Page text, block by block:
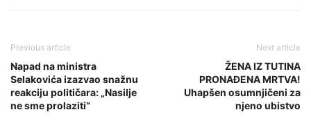
Previous article
Napad na ministra
Selakovića izazvao snažnu
reakciju političara: „Nasilje
ne sme prolaziti“
Next article
ŽENA IZ TUTINA
PRONAĐENA MRTVA!
Uhapšen osumnjičeni za
njeno ubistvo